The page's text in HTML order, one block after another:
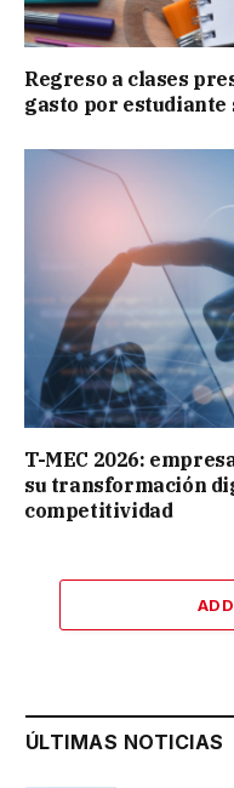
Regreso a clases
gasto por estudiante
T-MEC 2026:
su transformación
competitividad
ÚLTIMAS NOTICIAS